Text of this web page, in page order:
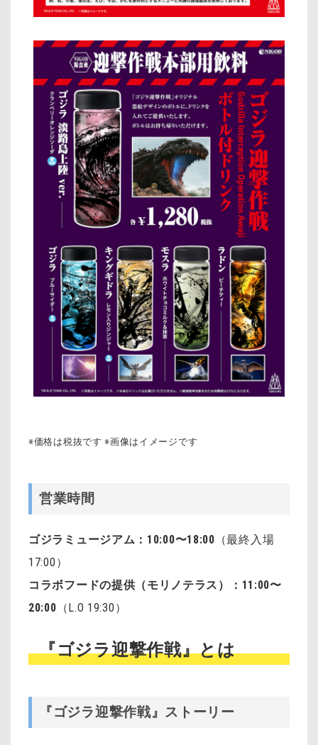
※価格は税抜です ※画像はイメージです
営業時間
ゴジラミュージアム： 10:00〜18:00 （最終入場
17:00）
コラボフードの提供（モリノテラス）：11:00〜
20:00 （L.O 19:30）
『ゴジラ迎撃作戦』とは
『ゴジラ迎撃作戦』ストーリー